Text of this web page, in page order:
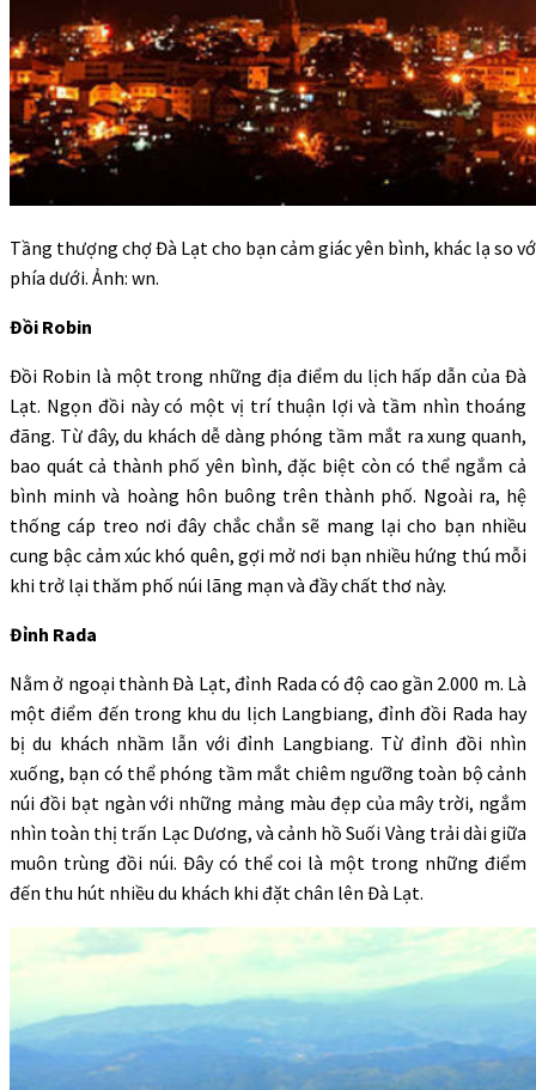
Tầng thượng chợ Đà Lạt cho bạn cảm giác yên bình, khác lạ so
phía dưới. Ảnh: wn.
Đồi Robin
Đồi Robin là một trong những địa điểm du lịch hấp dẫn của Đà
Lạt. Ngọn đồi này có một vị trí thuận lợi và tầm nhìn thoáng
đãng. Từ đây, du khách dễ dàng phóng tầm mắt ra xung quanh,
bao quát cả thành phố yên bình, đặc biệt còn có thể ngắm cả
bình minh và hoàng hôn buông trên thành phố. Ngoài ra, hệ
thống cáp treo nơi đây chắc chắn sẽ mang lại cho bạn nhiều
cung bậc cảm xúc khó quên, gợi mở nơi bạn nhiều hứng thú mỗi
khi trở lại thăm phố núi lãng mạn và đầy chất thơ này.
Đỉnh Rada
Nằm ở ngoại thành Đà Lạt, đỉnh Rada có độ cao gần 2.000 m. Là
một điểm đến trong khu du lịch Langbiang, đỉnh đồi Rada hay
bị du khách nhầm lẫn với đỉnh Langbiang. Từ đỉnh đồi nhìn
xuống, bạn có thể phóng tầm mắt chiêm ngưỡng toàn bộ cảnh
núi đồi bạt ngàn với những mảng màu đẹp của mây trời, ngắm
nhìn toàn thị trấn Lạc Dương, và cảnh hồ Suối Vàng trải dài giữa
muôn trùng đồi núi. Đây có thể coi là một trong những điểm
đến thu hút nhiều du khách khi đặt chân lên Đà Lạt.